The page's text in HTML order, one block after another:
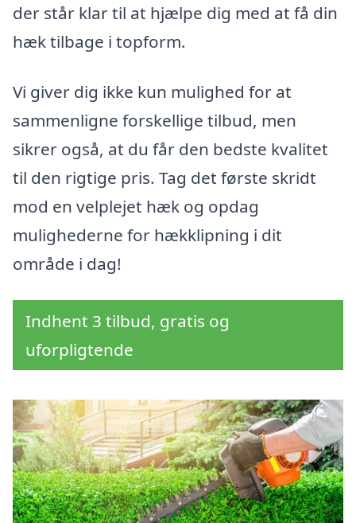
der står klar til at hjælpe dig med at få din
hæk tilbage i topform.
Vi giver dig ikke kun mulighed for at
sammenligne forskellige tilbud, men
sikrer også, at du får den bedste kvalitet
til den rigtige pris. Tag det første skridt
mod en velplejet hæk og opdag
mulighederne for hækklipning i dit
område i dag!
Indhent 3 tilbud, gratis og
uforpligtende